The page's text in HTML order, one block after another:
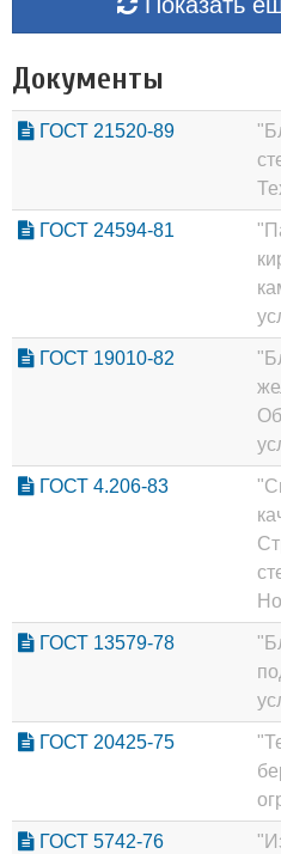
Документы
ГОСТ 21520-89
ГОСТ 24594-81
ГОСТ 19010-82
ГОСТ 4.206-83
ГОСТ 13579-78
ГОСТ 20425-75
ГОСТ 5742-76